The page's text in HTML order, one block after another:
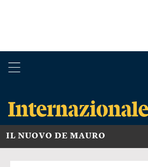
IL NUOVO DE MAURO